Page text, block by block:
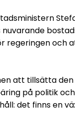
regeringen och
att tillsätta
på politik
det finns en